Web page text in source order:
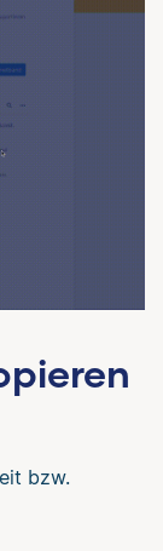
bzw.